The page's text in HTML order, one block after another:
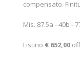
compensato.
Mis. 87.5a - 40b -
Listino € 652,00